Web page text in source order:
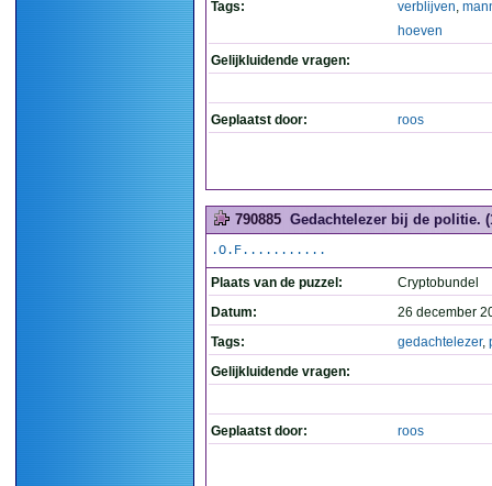
Tags: verblijven,
hoeven
Gelijkluidende vragen:
Geplaatst door: roos
790885 Gedachtelezer bij de politie.
.O.F...........
Plaats van de puzzel:
Cryptobundel
Datum:
26 december
Tags:
gedachtelezer,
Gelijkluidende vragen:
Geplaatst door: roos